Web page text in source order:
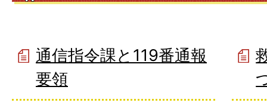
通信指令課と119番通報
要領